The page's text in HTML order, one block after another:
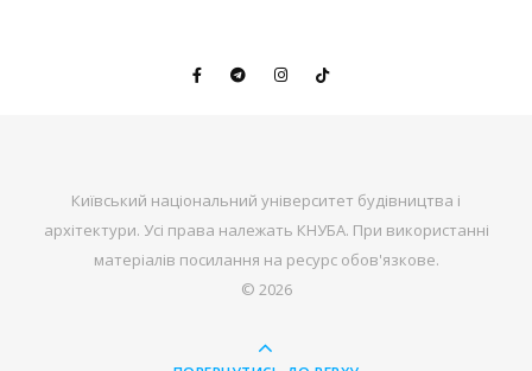
Київський національний університет будівництва і
архітектури. Усі права належать КНУБА. При використанні
матеріалів посилання на ресурс обов'язкове.
© 2026